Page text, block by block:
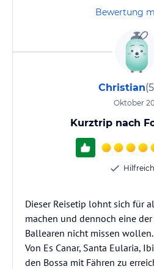
Bewertung
Christian
Oktober
Kurztrip nach
Dieser Reisetip lohnt sich für
machen und dennoch eine
Ballearen nicht missen wollen.
Von Es Canar, Santa Eularia,
den Bossa mit Fähren zu